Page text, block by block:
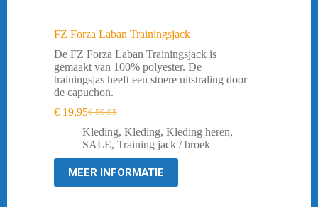
FZ Forza Laban Trainingsjack
De FZ Forza Laban Trainingsjack is
gemaakt van 100% polyester. De
trainingsjas heeft een stoere uitstraling door
de capuchon.
€59,95
Oorspronkelijke
prijs
was:
€ 59,95.
€ 19,95Huidige
prijs
is:
€ 19,95.
Kleding, Kleding, Kleding heren,
SALE, Training jack / broek
MEER INFORMATIE